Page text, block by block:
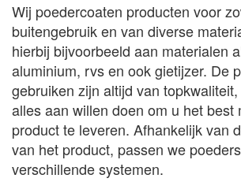
Wij poedercoaten producten voor
buitengebruik en van diverse
hierbij bijvoorbeeld aan materialen
aluminium, rvs en ook gietijzer. De
gebruiken zijn altijd van
alles aan willen doen om u het best
product te leveren. Afhankelijk van
van het product, passen we
verschillende systemen.